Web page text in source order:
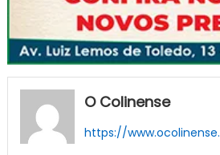
O Colinense
https://